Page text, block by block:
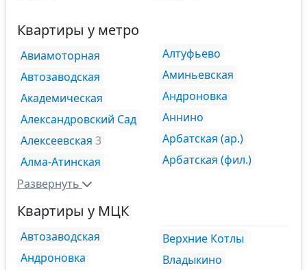
Квартиры у метро
Авиамоторная
Автозаводская
Академическая
Александровский Сад
Алексеевская 3
Алма-Атинская
Алтуфьево
Аминьевская
Андроновка
Аннино
Арбатская (ар.)
Арбатская (фил.)
Развернуть
Квартиры у МЦК
Автозаводская
Андроновка
Верхние Котлы
Владыкино